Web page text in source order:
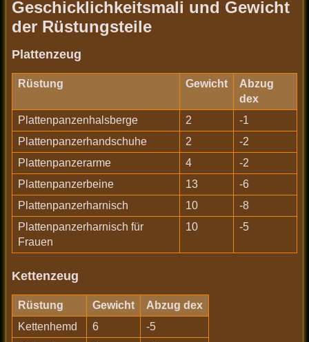
Geschicklichkeitsmali und Gewicht
der Rüstungsteile
Plattenzeug
Rüstung Gewicht
Abzug
dex
Plattenpanzenhalsberge
2
-1
Plattenpanzerhandschuhe
2
-2
Plattenpanzerarme
4
-2
Plattenpanzerbeine
13
-6
Plattenpanzerharnisch
10
-8
Plattenpanzerharnisch für
Frauen
10 -5
Kettenzeug
Rüstung Gewicht
Abzug dex
Kettenhemd
6
-5